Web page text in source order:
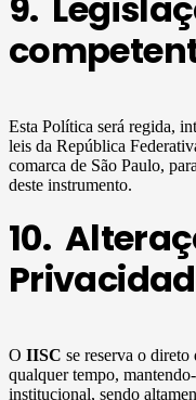
Esta Política será regida,
leis da República
comarca de São Paulo,
deste instrumento.
10.
O IISC se reserva o
qualquer tempo,
institucional, sendo